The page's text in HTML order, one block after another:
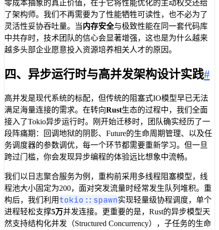
零成本抽象的真正价值，在于它将性能优化的主动权交还给
了架构师。我们不再需要为了性能牺牲可读性，也不必为了
灵活性妥协吞吐量。当内存安全与极致性能在同一套代码库
中共存时，技术团队的信心会显著增强，这也是为什么越来
越多头部企业愿意投入资源培养相关人才的原因。
四、异步运行时与高并发架构设计实践#
高并发是现代系统的标配，但传统的阻塞式IO模型早已无法
满足海量连接的需求。在转向Rust生态的过程中，我们全面
接入了Tokio异步运行时。刚开始迁移时，团队确实经历了一
段阵痛期：回调地狱的阴影、Future的生命周期管理、以及任
务调度器的参数调优，每一个环节都需要重新学习。但一旦
跨过门槛，你会发现异步编程的体验远比想象中流畅。
我们以日志聚合服务为例，重构前采用多线程阻塞模型，线
程池大小固定为200，面对突发流量时经常发生队列堆积。重
构后，我们利用tokio::spawn实现轻量级协程调度，单个
进程轻松支撑5万并发连接。更重要的是，Rust的异步模型天
然支持结构化并发（Structured Concurrency），子任务的生命